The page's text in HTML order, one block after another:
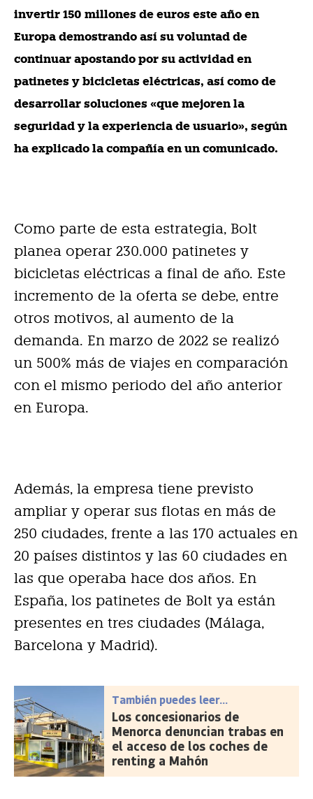
invertir 150 millones de euros este año en
Europa demostrando así su voluntad de
continuar apostando por su actividad en
patinetes y bicicletas eléctricas, así como de
desarrollar soluciones «que mejoren la
seguridad y la experiencia de usuario», según
ha explicado la compañía en un comunicado.
Como parte de esta estrategia, Bolt
planea operar 230.000 patinetes y
bicicletas eléctricas a final de año. Este
incremento de la oferta se debe, entre
otros motivos, al aumento de la
demanda. En marzo de 2022 se realizó
un 500% más de viajes en comparación
con el mismo periodo del año anterior
en Europa.
Además, la empresa tiene previsto
ampliar y operar sus flotas en más de
250 ciudades, frente a las 170 actuales en
20 países distintos y las 60 ciudades en
las que operaba hace dos años. En
España, los patinetes de Bolt ya están
presentes en tres ciudades (Málaga,
Barcelona y Madrid).
También puedes leer...
Los concesionarios de
Menorca denuncian trabas en
el acceso de los coches de
renting a Mahón